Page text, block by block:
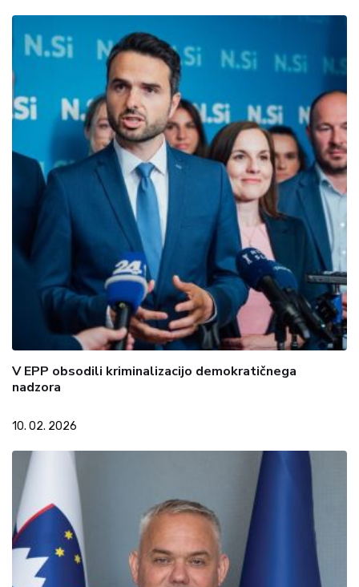
V EPP obsodili kriminalizacijo demokratičnega
nadzora
10. 02. 2026